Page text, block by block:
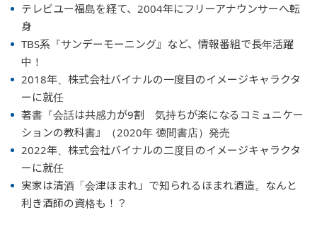
テレビユー福島を経て、2004年にフリーアナウンサーへ転
身
TBS系『サンデーモーニング』など、情報番組で長年活躍
中！
2018年、株式会社バイナルの一度目のイメージキャラクタ
ーに就任
著書『会話は共感力が9割 気持ちが楽になるコミュニケー
ションの教科書』（2020年 徳間書店）発売
2022年、株式会社バイナルの二度目のイメージキャラクタ
ーに就任
実家は清酒「会津ほまれ」で知られるほまれ酒造。なんと
利き酒師の資格も！？